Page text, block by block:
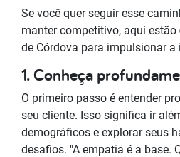
Se você quer seguir esse
manter competitivo, aqui estão
de Córdova para impulsionar a
1. Conheça
O primeiro passo é entender
seu cliente. Isso significa ir
demográficos e explorar seus
desafios. "A empatia é a base.